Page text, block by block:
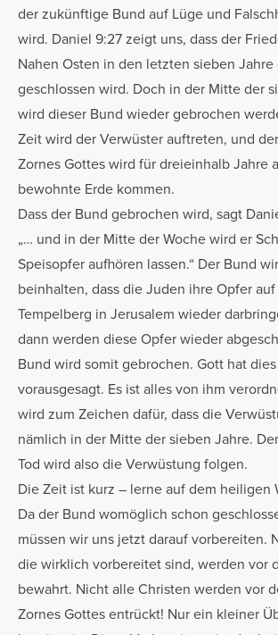
der zukünftige Bund auf Lüge und
wird. Daniel 9:27 zeigt uns, dass der
Nahen Osten in den letzten sieben
geschlossen wird. Doch in der Mitte der
wird dieser Bund wieder gebrochen
Zeit wird der Verwüster auftreten, und
Zornes Gottes wird für dreieinhalb Jahre
bewohnte Erde kommen.
Dass der Bund gebrochen wird, sagt
„… und in der Mitte der Woche wird er
Speisopfer aufhören lassen.“ Der Bund
beinhalten, dass die Juden ihre Opfer
Tempelberg in Jerusalem wieder
dann werden diese Opfer wieder
Bund wird somit gebrochen. Gott hat
vorausgesagt. Es ist alles von ihm
wird zum Zeichen dafür, dass die
nämlich in der Mitte der sieben Jahre.
Tod wird also die Verwüstung folgen.
Die Zeit ist kurz – lerne auf dem heiligen
Da der Bund womöglich schon
müssen wir uns jetzt darauf vorbereiten.
die wirklich vorbereitet sind, werden vor
bewahrt. Nicht alle Christen werden vor
Zornes Gottes entrückt! Nur ein kleiner